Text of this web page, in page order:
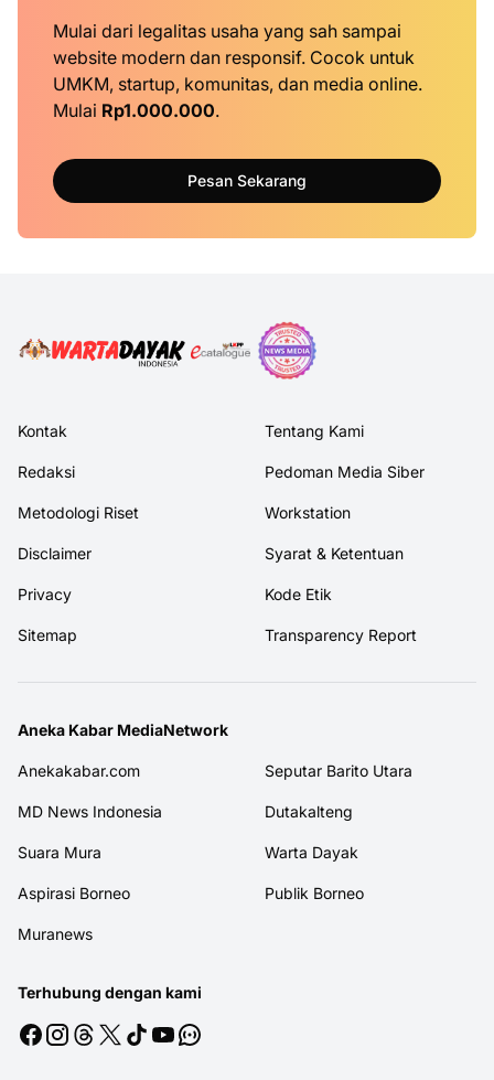
Mulai dari legalitas usaha yang sah sampai
website modern dan responsif. Cocok untuk
UMKM, startup, komunitas, dan media online.
Mulai Rp1.000.000.
Pesan Sekarang
Kontak Tentang Kami
Redaksi Pedoman Media Siber
Metodologi Riset Workstation
Disclaimer Syarat & Ketentuan
Privacy Kode Etik
Sitemap Transparency Report
Aneka Kabar MediaNetwork
Anekakabar.com Seputar Barito Utara
MD News Indonesia Dutakalteng
Suara Mura Warta Dayak
Aspirasi Borneo Publik Borneo
Muranews
Terhubung dengan kami